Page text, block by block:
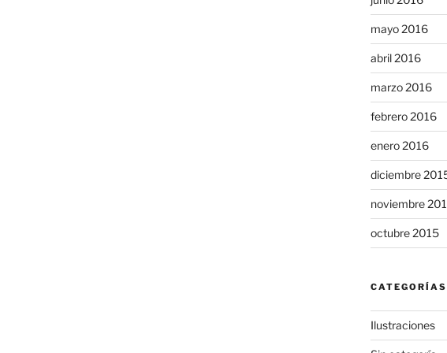
mayo 2016
abril 2016
marzo 2016
febrero 2016
enero 2016
diciembre
noviembre
octubre 2015
CATEGORÍAS
Ilustraciones